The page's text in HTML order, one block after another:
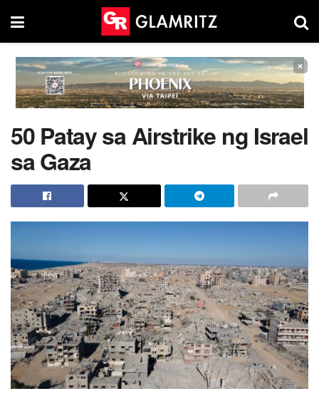
×
50 Patay sa Airstrike ng Israel
sa Gaza